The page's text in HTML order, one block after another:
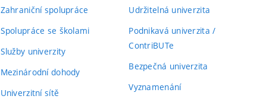
Zahraniční spolupráce
Spolupráce se školami
Služby univerzity
Mezinárodní dohody
Univerzitní sítě
Udržitelná univerzita
Podnikavá univerzita /
ContriBUTe
Bezpečná univerzita
Vyznamenání